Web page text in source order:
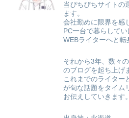
当ぴちぴちサイトの
ます。
会社勤めに限界を感
PC一台で暮らして
WEBライターへと転
それから3年、数々
のブログを起ち上げ
これまでのライター
が旬な話題をタイム
お伝えしていきます。